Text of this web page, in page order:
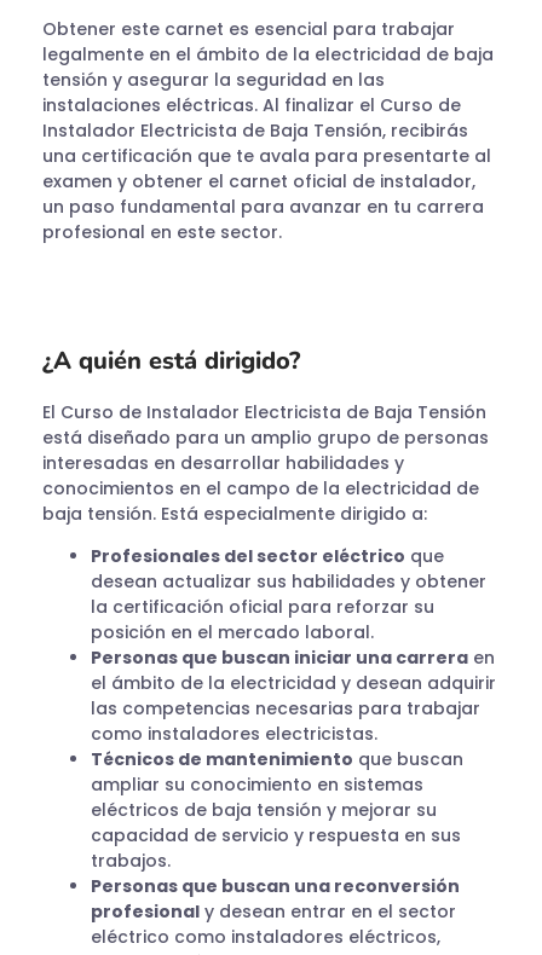
Obtener este carnet es esencial para trabajar
legalmente en el ámbito de la electricidad de baja
tensión y asegurar la seguridad en las
instalaciones eléctricas. Al finalizar el Curso de
Instalador Electricista de Baja Tensión, recibirás
una certificación que te avala para presentarte al
examen y obtener el carnet oficial de instalador,
un paso fundamental para avanzar en tu carrera
profesional en este sector.
¿A quién está dirigido?
El Curso de Instalador Electricista de Baja Tensión
está diseñado para un amplio grupo de personas
interesadas en desarrollar habilidades y
conocimientos en el campo de la electricidad de
baja tensión. Está especialmente dirigido a:
Profesionales del sector eléctrico que
desean actualizar sus habilidades y obtener
la certificación oficial para reforzar su
posición en el mercado laboral.
Personas que buscan iniciar una carrera en
el ámbito de la electricidad y desean adquirir
las competencias necesarias para trabajar
como instaladores electricistas.
Técnicos de mantenimiento que buscan
ampliar su conocimiento en sistemas
eléctricos de baja tensión y mejorar su
capacidad de servicio y respuesta en sus
trabajos.
Personas que buscan una reconversión
profesional y desean entrar en el sector
eléctrico como instaladores eléctricos,